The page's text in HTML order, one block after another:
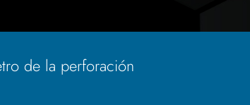
de la perforación